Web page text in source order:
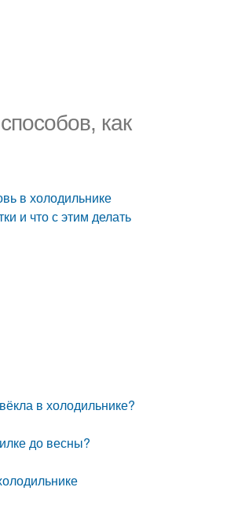
как
в холодильнике
и что с этим делать
в холодильнике?
до весны?